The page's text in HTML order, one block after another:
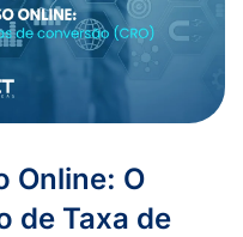
Online: O
de Taxa de